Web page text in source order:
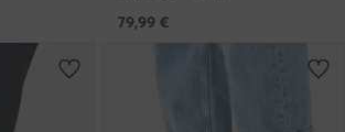
79,99 €